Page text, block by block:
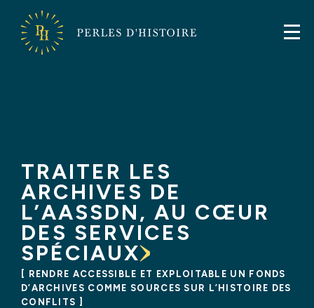
TRAITER LES
ARCHIVES DE
L’AASSDN, AU CŒUR
DES SERVICES
SPÉCIAUX
RENDRE ACCESSIBLE ET EXPLOITABLE UN FONDS
D’ARCHIVES COMME SOURCES SUR L’HISTOIRE DES
CONFLITS